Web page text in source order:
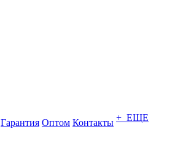
Гарантия Оптом Контакты + ЕЩЕ